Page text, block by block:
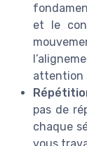
et le
attention
pas de
chaque